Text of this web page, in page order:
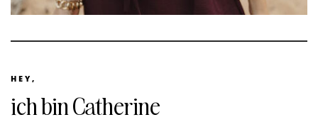
HEY,
ich bin Catherine